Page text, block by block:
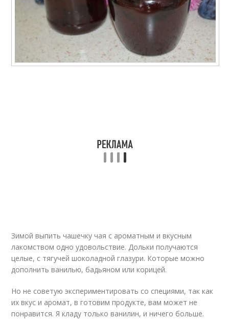
Зимой выпить чашечку чая с ароматным и вкусным
лакомством одно удовольствие. Дольки получаются
целые, с тягучей шоколадной глазури. Которые можно
дополнить ванилью, бадьяном или корицей.
Но не советую экспериментировать со специями, так как
их вкус и аромат, в готовим продукте, вам может не
понравится. Я кладу только ванилин, и ничего больше.